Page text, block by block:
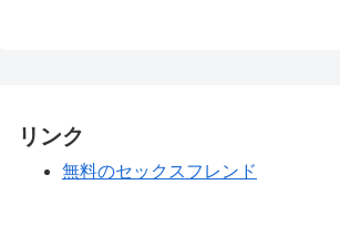
リンク
無料のセックスフレンド